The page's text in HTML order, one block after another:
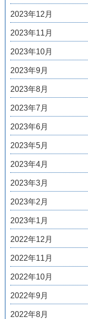
2023年12月
2023年11月
2023年10月
2023年9月
2023年8月
2023年7月
2023年6月
2023年5月
2023年4月
2023年3月
2023年2月
2023年1月
2022年12月
2022年11月
2022年10月
2022年9月
2022年8月